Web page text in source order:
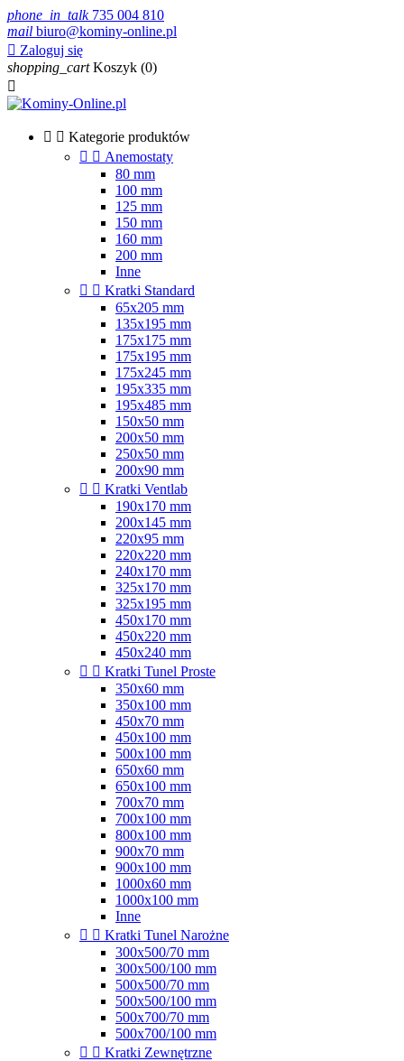
phone_in_talk735 004 810
mail biuro@kominy-online.pl
 Zaloguj się
shopping_cart Koszyk (0)

  Kategorie produktów
  Anemostaty
80 mm
100 mm
125 mm
150 mm
160 mm
200 mm
Inne
  Kratki Standard
65x205 mm
135x195 mm
175x175 mm
175x195 mm
175x245 mm
195x335 mm
195x485 mm
150x50 mm
200x50 mm
250x50 mm
200x90 mm
  Kratki Ventlab
190x170 mm
200x145 mm
220x95 mm
220x220 mm
240x170 mm
325x170 mm
325x195 mm
450x170 mm
450x220 mm
450x240 mm
  Kratki Tunel Proste
350x60 mm
350x100 mm
450x70 mm
450x100 mm
500x100 mm
650x60 mm
650x100 mm
700x70 mm
700x100 mm
800x100 mm
900x70 mm
900x100 mm
1000x60 mm
1000x100 mm
Inne
  Kratki Tunel Narożne
300x500/70 mm
300x500/100 mm
500x500/70 mm
500x500/100 mm
500x700/70 mm
500x700/100 mm
  Kratki Zewnętrzne